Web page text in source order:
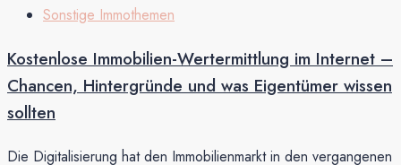
Sonstige Immothemen
Kostenlose Immobilien-Wertermittlung im Internet –
Chancen, Hintergründe und was Eigentümer wissen
sollten
Die Digitalisierung hat den Immobilienmarkt in den vergangenen